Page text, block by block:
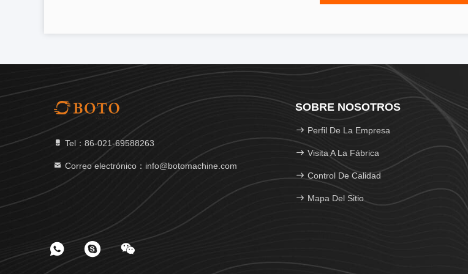
Tel：86-021-69588263
Correo electrónico：info@botomachine.com
SOBRE NOSOTROS
Perfil De La Empresa
Visita A La Fábrica
Control De Calidad
Mapa Del Sitio